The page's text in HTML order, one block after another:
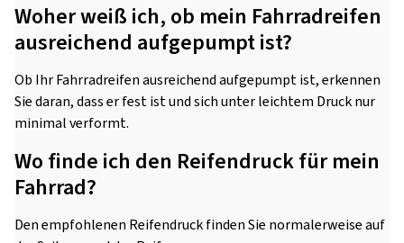
Woher weiß ich, ob mein Fahrradreifen
ausreichend aufgepumpt ist?
Ob Ihr Fahrradreifen ausreichend aufgepumpt ist, erkennen
Sie daran, dass er fest ist und sich unter leichtem Druck nur
minimal verformt.
Wo finde ich den Reifendruck für mein
Fahrrad?
Den empfohlenen Reifendruck finden Sie normalerweise auf